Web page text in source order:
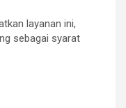
layanan ini,
sebagai syarat